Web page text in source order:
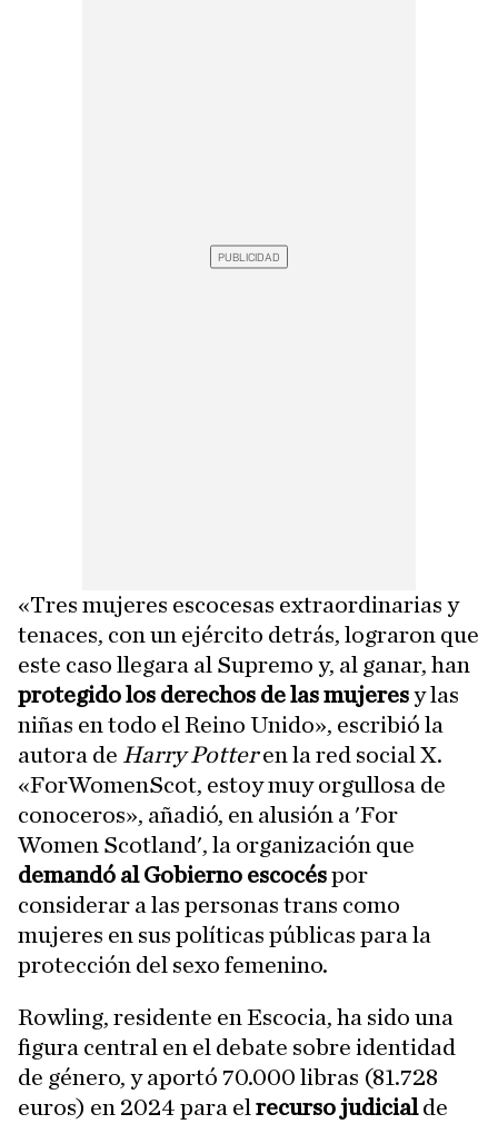
«Tres mujeres escocesas extraordinarias y
tenaces, con un ejército detrás, lograron que
este caso llegara al Supremo y, al ganar, han
protegido los derechos de las mujeresy las
niñas en todo el Reino Unido», escribió la
autora de Harry Potteren la red social X.
«ForWomenScot, estoy muy orgullosa de
conoceros», añadió, en alusión a 'For
Women Scotland', la organización que
demandó al Gobierno escocéspor
considerar a las personas trans como
mujeres en sus políticas públicas para la
protección del sexo femenino.
Rowling, residente en Escocia, ha sido una
figura central en el debate sobre identidad
de género, y aportó 70.000 libras (81.728
euros) en 2024 para el recurso judicialde